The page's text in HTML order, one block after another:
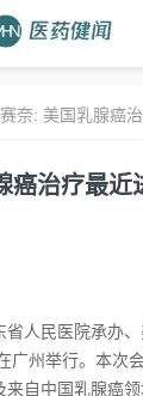
奈: 美国乳腺癌
癌治疗最近
人民医院承办
广州举行。本次
自中国乳腺癌